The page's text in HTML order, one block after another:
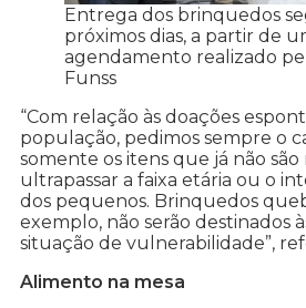
Entrega dos brinquedos
próximos dias, a partir de
agendamento realizado
Funss
“Com relação às doações
população, pedimos sempre o
somente os itens que já não são
ultrapassar a faixa etária ou o
dos pequenos. Brinquedos
exemplo, não serão destinados
situação de vulnerabilidade”,
Alimento na mesa